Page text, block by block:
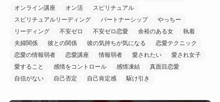
オンライン講座
オン活
スピリチュアル
スピリチュアルリーディング
パートナーシップ
やっちー
リーディング
不安ゼロ 不安ゼロ恋愛 余裕のある女
執着
夫婦関係
彼との関係 彼の気持ちが気になる
恋愛テクニック
恋愛の情報弱者
恋愛講座 情報弱者 愛されたい
愛され女子
愛すること
感情をコントロール 感情凍結
真面目恋愛
自信がない
自己否定 自己肯定感 駆け引き